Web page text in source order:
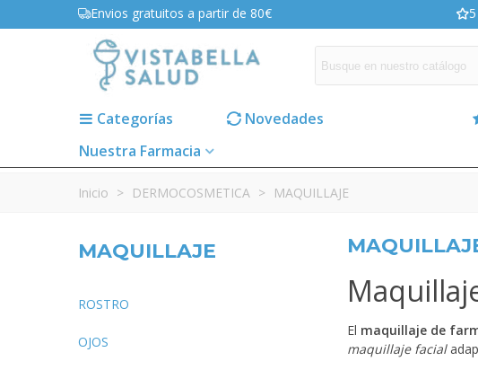
Envios gratuitos a partir de 80€
Categorías Novedades
Nuestra Farmacia
Inicio > DERMOCOSMETICA > MAQUILLAJE
MAQUILLAJE
ROSTRO
OJOS
El maquillaje de
maquillaje facial